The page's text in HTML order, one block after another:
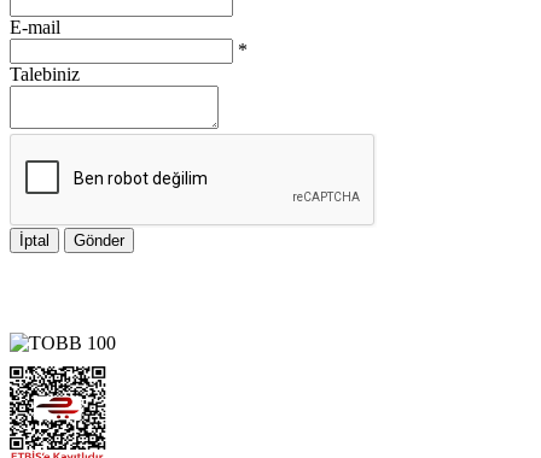
E-mail
*
Talebiniz
İptal Gönder